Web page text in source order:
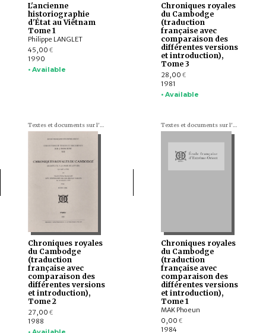
L'ancienne
historiographie
d'État au Viêtnam
Tome 1
Philippe LANGLET
45,00 €
1990
• Available
Chroniques royales
du Cambodge
(traduction
française avec
comparaison des
différentes versions
et introduction),
Tome 3
28,00 €
1981
• Available
Textes et documents sur l'Indochine
Chroniques royales
du Cambodge
(traduction
française avec
comparaison des
différentes versions
et introduction),
Tome 2
27,00 €
1988
Textes et documents sur l'Indochine
Chroniques royales
du Cambodge
(traduction
française avec
comparaison des
différentes versions
et introduction),
Tome 1
MAK Phoeun
0,00 €
1984